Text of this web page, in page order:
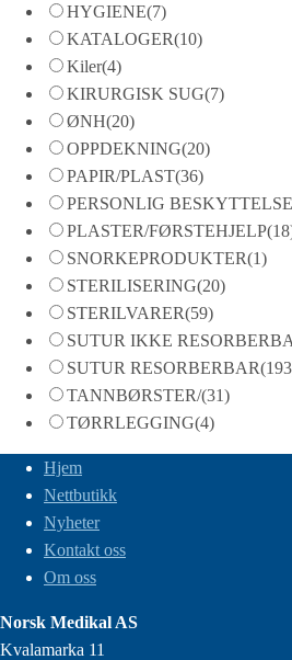
HYGIENE(7)
KATALOGER(10)
Kiler(4)
KIRURGISK SUG(7)
ØNH(20)
OPPDEKNING(20)
PAPIR/PLAST(36)
PERSONLIG BESKYTTELSE
PLASTER/FØRSTEHJELP
SNORKEPRODUKTER(1)
STERILISERING(20)
STERILVARER(59)
SUTUR IKKE
SUTUR RESORBERBAR
TANNBØRSTER/(31)
TØRRLEGGING(4)
Hjem
Nettbutikk
Nyheter
Kontakt oss
Om oss
Norsk Medikal AS
Kvalamarka 11